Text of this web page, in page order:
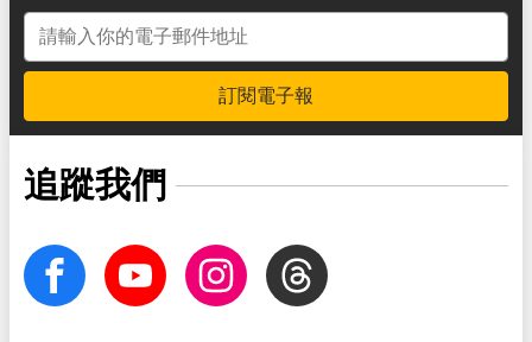
電子郵件地址
訂閱電子報
追蹤我們
facebook Youtube InstagramThreads